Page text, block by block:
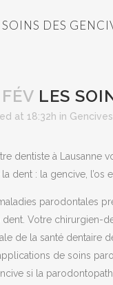
SOINS DES
LES
at 18:32h in Gencives
dentiste à Lausanne
la dent : la gencive, l’os
maladies parodontales
dent. Votre chirurgien-
de la santé dentaire
applications de soins
si la